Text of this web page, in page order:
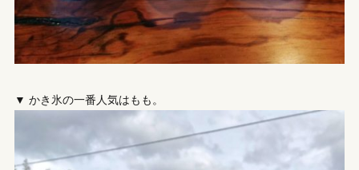
▼ かき氷の一番人気はもも。